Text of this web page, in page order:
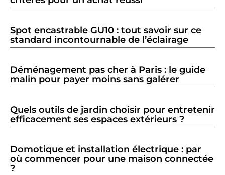
Spot encastrable GU10 : tout savoir sur ce
standard incontournable de l’éclairage
Déménagement pas cher à Paris : le guide
malin pour payer moins sans galérer
Quels outils de jardin choisir pour entretenir
efficacement ses espaces extérieurs ?
Domotique et installation électrique : par
où commencer pour une maison connectée
?